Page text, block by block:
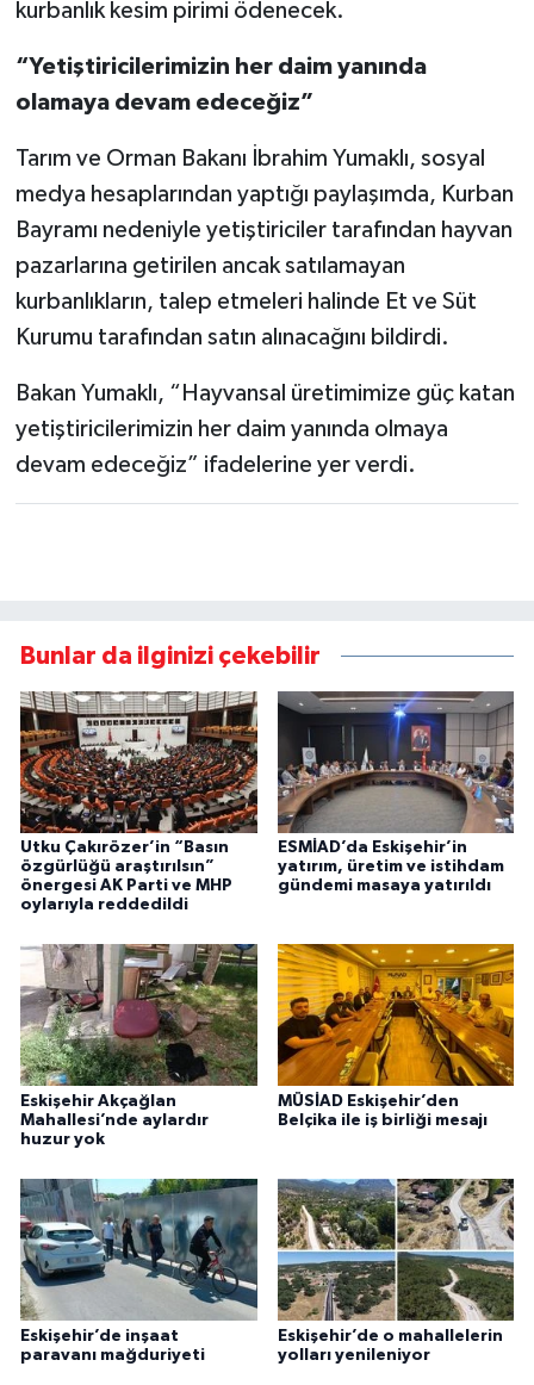
kurbanlık kesim pirimi ödenecek.
“Yetiştiricilerimizin her daim yanında
olamaya devam edeceğiz”
Tarım ve Orman Bakanı İbrahim Yumaklı, sosyal
medya hesaplarından yaptığı paylaşımda, Kurban
Bayramı nedeniyle yetiştiriciler tarafından hayvan
pazarlarına getirilen ancak satılamayan
kurbanlıkların, talep etmeleri halinde Et ve Süt
Kurumu tarafından satın alınacağını bildirdi.
Bakan Yumaklı, “Hayvansal üretimimize güç katan
yetiştiricilerimizin her daim yanında olmaya
devam edeceğiz” ifadelerine yer verdi.
Bunlar da ilginizi çekebilir
Utku Çakırözer’in “Basın
özgürlüğü araştırılsın”
önergesi AK Parti ve MHP
oylarıyla reddedildi
ESMİAD’da Eskişehir’in
yatırım, üretim ve istihdam
gündemi masaya yatırıldı
Eskişehir Akçağlan
Mahallesi’nde aylardır
huzur yok
MÜSİAD Eskişehir’den
Belçika ile iş birliği mesajı
Eskişehir’de inşaat
paravanı mağduriyeti
Eskişehir’de o mahallelerin
yolları yenileniyor